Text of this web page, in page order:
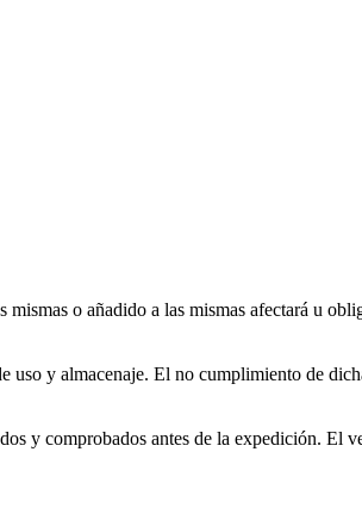
o añadido a las mismas afectará u
uso y almacenaje. El no cumplimiento de
y comprobados antes de la expedición. El